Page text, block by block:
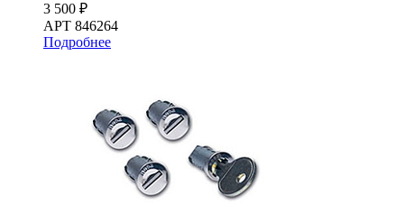
3 500 ₽
АРТ 846264
Подробнее